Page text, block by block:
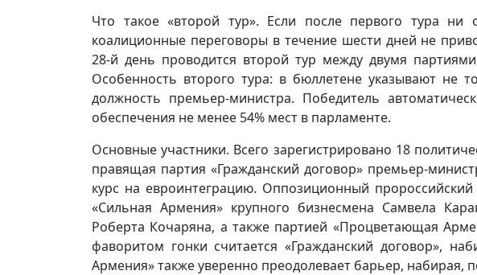
Что такое «второй тур». Если после первого тура
коалиционные переговоры в течение шести дней не
28-й день проводится второй тур между двумя
Особенность второго тура: в бюллетене указывают не
должность премьер-министра. Победитель
обеспечения не менее 54% мест в парламенте.
Основные участники. Всего зарегистрировано 18
правящая партия «Гражданский договор» премьер-
курс на евроинтеграцию. Оппозиционный
«Сильная Армения» крупного бизнесмена Самвела
Роберта Кочаряна, а также партией «Процветающая
фаворитом гонки считается «Гражданский договор»,
Армения» также уверенно преодолевает барьер, набирая,